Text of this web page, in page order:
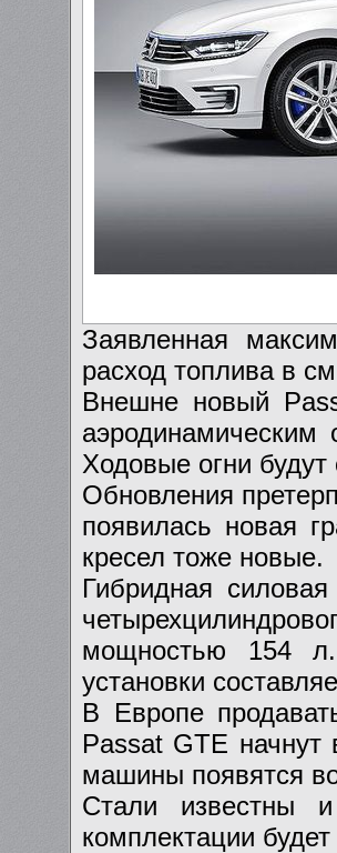
Заявленная
расход топлива в
Внешне новый
Ходовые огни
Обновления
появилась новая
кресел тоже новые.
Гибридная
мощностью 154
установки
В Европе
Passat GTE
машины появятся
Стали известны
комплектации